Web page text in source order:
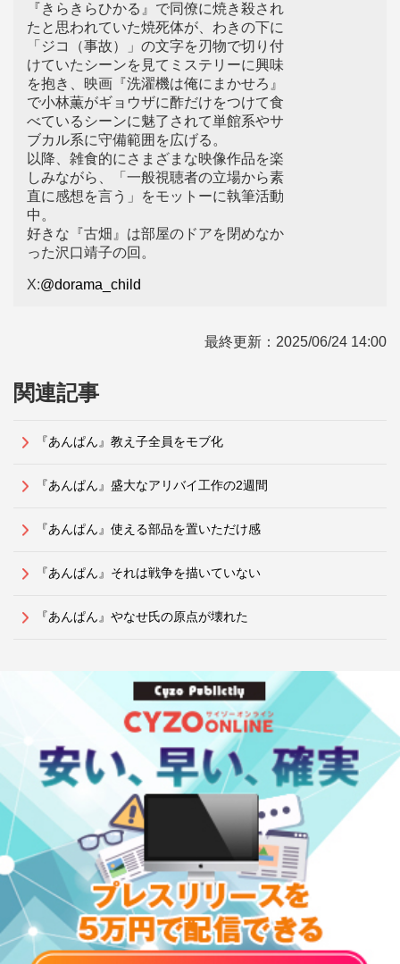
『きらきらひかる』で同僚に焼き殺され
たと思われていた焼死体が、わきの下に
「ジコ（事故）」の文字を刃物で切り付
けていたシーンを見てミステリーに興味
を抱き、映画『洗濯機は俺にまかせろ』
で小林薫がギョウザに酢だけをつけて食
べているシーンに魅了されて単館系やサ
ブカル系に守備範囲を広げる。
以降、雑食的にさまざまな映像作品を楽
しみながら、「一般視聴者の立場から素
直に感想を言う」をモットーに執筆活動
中。
好きな『古畑』は部屋のドアを閉めなか
った沢口靖子の回。
X:@dorama_child
最終更新： 2025/06/24 14:00
関連記事
『あんぱん』教え子全員をモブ化
『あんぱん』盛大なアリバイ工作の2週間
『あんぱん』使える部品を置いただけ感
『あんぱん』それは戦争を描いていない
『あんぱん』やなせ氏の原点が壊れた